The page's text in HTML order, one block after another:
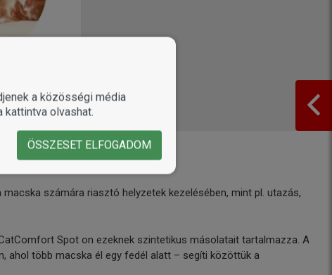
számára riasztó helyzetek kezelésében, mint pl. utazás,
Spot on ezeknek szintetikus másolatait tartalmazza. A
ahol több macska él egy fedél alatt – segíti közöttük a
a közösségi média
kattintva olvashat.
ÖSSZESET ELFOGADOM